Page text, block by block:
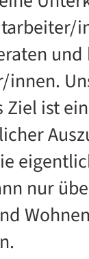
innen.
Ziel ist ein
nur